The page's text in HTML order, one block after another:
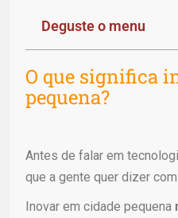
Deguste o menu
O que significa
pequena?
Antes de falar em
que a gente quer dizer com
Inovar em cidade pequena